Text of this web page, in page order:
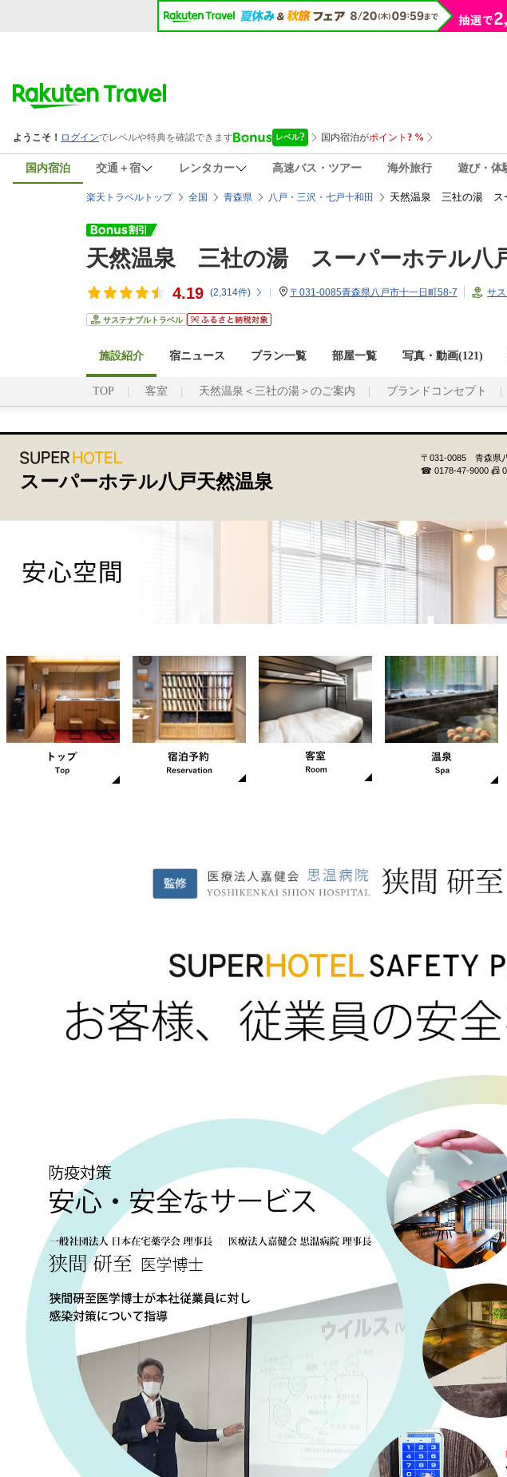
国内宿泊 交通＋宿 レンタカー 高速バス・ツアー 海外旅行 遊び・体
楽天トラベルトップ 全国 青森県 八戸・三沢・七戸十和田 天然温泉 三社の湯 ス
天然温泉 三社の湯 スーパーホテル八
4.19 (2,314件) 〒031-0085青森県八戸市十一日町58-7 サ
サステナブルトラベル
施設紹介 宿ニュース プラン一覧 部屋一覧 写真・動画(121)
TOP 客室 天然温泉＜三社の湯＞のご案内 ブランドコンセプト